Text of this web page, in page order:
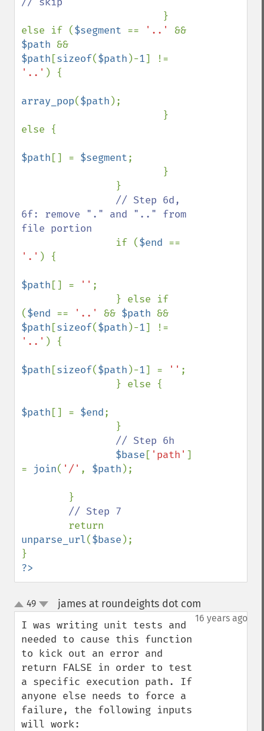
}
else if ($segment == '..'
$path
$path [sizeof($path )-1
'..' ) {
array_pop($path );
else {
$path [] = $segment;
// Step 6d,
6f: remove "." and ".." from
file portion
if ($end
'.' ) {
$path [] = '' ;
($end == '..' && $path
$path [sizeof($path )-1
'..' ) {
$path [sizeof($path )-1] = '' ;
$path [] = $end;
// Step 6h
$base [ 'path' ]
= join( '/' , $path );
// Step 7
unparse_url($base );
?>
up
down
49 james at roundeights dot com
16 years ago
I was writing unit tests and
needed to cause this function
to kick out an error and
return FALSE in order to test
a specific execution path. If
anyone else needs to force a
failure, the following inputs
will work: